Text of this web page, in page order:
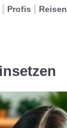
Profis Reisen